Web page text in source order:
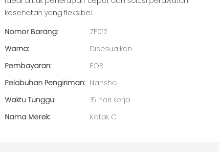
kesehatan yang fleksibel.
Nomor Barang:
ZF012
Warna:
Disesuaikan
Pembayaran:
FOB
Pelabuhan Pengiriman: Nansha
Waktu Tunggu:
15 hari kerja
Nama Merek:
Kotak C